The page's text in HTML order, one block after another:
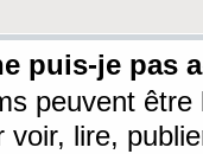
puis-je pas
peuvent être
voir, lire,